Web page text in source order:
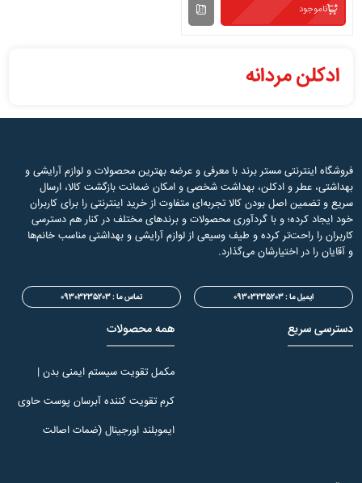
ناموجود
ادکلن مردانه
فروشگاه اینترنتی مستر برند با معرفی و عرضه بهترین محصولات و لوازم آرایشی و
بهداشتی، عطر و ادکلن، بهداشت شخصی و امکان ضمانت بازگشت کالا، ارسال
سریع و تضمین اصل بودن کالا تجربه‌ای متفاوت از خرید اینترنتی را برای کاربران
خود ایجاد کرده؛ و با گردآوری محصولات و برندهای مختلف در کنار هم دسترسی
کاربران را راحت‌تر کرده و طیف وسیعی از لوازم آرایشی و بهداشتی مناسب خانم‌ها
و آقایان را در اختیارشان می‌گذارد.
ایمیل ما : 09303235203 تماس ما :09303235203
دسترسی سریع همه محصولات
مکمل تقویت سیستم ایمنی بدن |
کرم تقویت کننده آبرسان پوست حاوی
ایموبلند اورجینال (ضمات اصالت